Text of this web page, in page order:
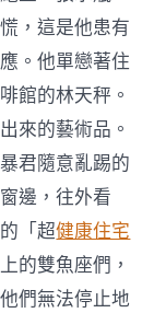
，這是他患有
。他單戀著住
館的林天秤。
來的藝術品。
君隨意亂踢的
邊，往外看
「超健康住宅
的雙魚座們，
們無法停止地